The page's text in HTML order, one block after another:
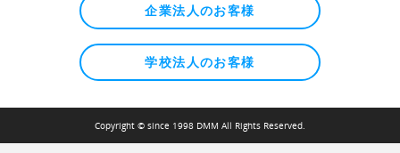
企業法人のお客様
学校法人のお客様
Copyright © since 1998 DMM All Rights Reserved.